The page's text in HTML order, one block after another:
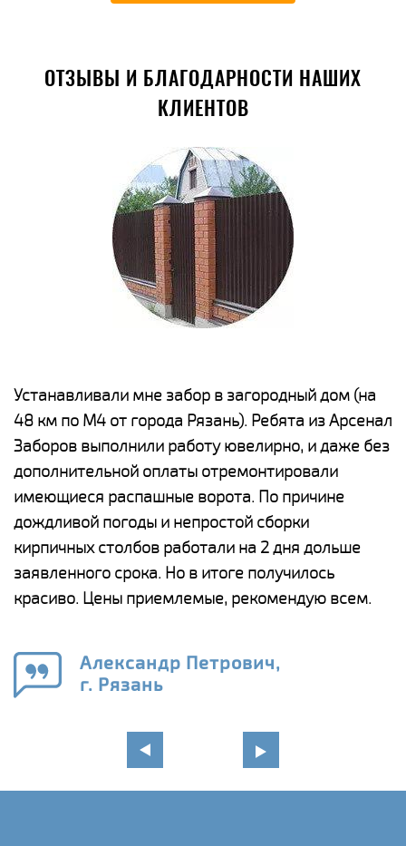
ОТЗЫВЫ И БЛАГОДАРНОСТИ НАШИХ
КЛИЕНТОВ
Устанавливали мне забор в загородный дом (на
48 км по М4 от города Рязань). Ребята из Арсенал
Заборов выполнили работу ювелирно, и даже без
дополнительной оплаты отремонтировали
имеющиеся распашные ворота. По причине
дождливой погоды и непростой сборки
кирпичных столбов работали на 2 дня дольше
заявленного срока. Но в итоге получилось
красиво. Цены приемлемые, рекомендую всем.
Александр Петрович,
г. Рязань